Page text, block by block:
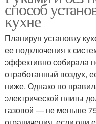
способ
кухне
Планируя установку
ее подключения к
эффективно собирала
отработанный воздух,
ниже. Однако по
электрической плиты
газовой — не меньше